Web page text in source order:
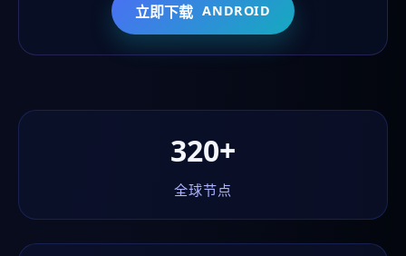
立即下载 ANDROID
320+
全球节点